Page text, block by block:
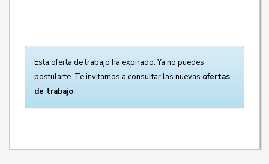
Esta oferta de trabajo ha expirado. Ya no puedes
postularte. Te invitamos a consultar las nuevas ofertas
de trabajo.